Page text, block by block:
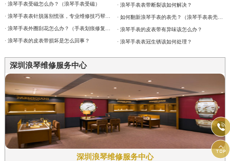
· 浪琴手表受磁怎么办？（浪琴手表受磁）
· 浪琴手表表针脱落别慌张，专业维修技巧帮你迅速解决
· 浪琴手表的皮表带损坏是怎么回事？
· 浪琴手表表带断裂该如何解决？
· 如何翻新浪琴手表的表壳？（浪琴手表表壳的翻新方法）
· 浪琴手表的皮表带有异味该怎么办？
· 浪琴手表表冠生锈该如何处理？
深圳浪琴维修服务中心
深圳浪琴维修服务中心

